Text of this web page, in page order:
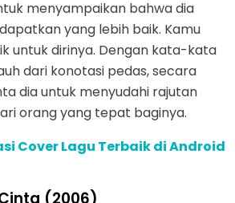
menyampaikan bahwa dia
yang lebih baik. Kamu
untuk dirinya. Dengan kata-kata
dari konotasi pedas, secara
dia untuk menyudahi rajutan
orang yang tepat baginya.
Cover Lagu Terbaik di Android